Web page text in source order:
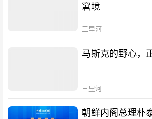
窘境
三里河
马斯克的野心，
三里河
朝鲜内阁总理朴